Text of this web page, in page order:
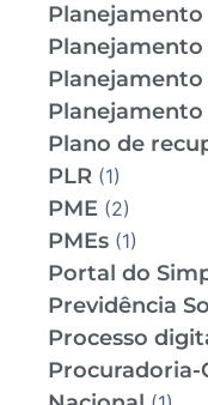
Planejamento
Plano de
PLR (1)
PME (2)
PMEs (1)
Portal do
Previdência
Processo
Procuradoria-